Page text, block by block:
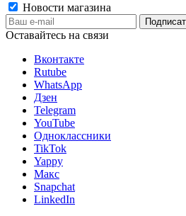
Новости магазина
Оставайтесь на связи
Вконтакте
Rutube
WhatsApp
Дзен
Telegram
YouTube
Одноклассники
TikTok
Yappy
Макс
Snapchat
LinkedIn